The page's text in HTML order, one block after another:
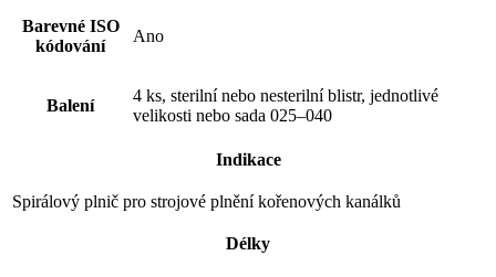
Barevné ISO
kódování
Ano
Balení
4 ks, sterilní nebo nesterilní blistr, jednotlivé
velikosti nebo sada 025–040
Indikace
Spirálový plnič pro strojové plnění kořenových kanálků
Délky